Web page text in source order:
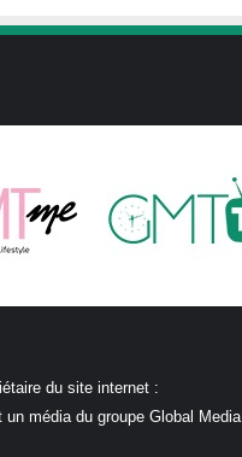
du site internet :
média du groupe Global Media